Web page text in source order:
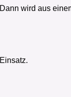
wird aus